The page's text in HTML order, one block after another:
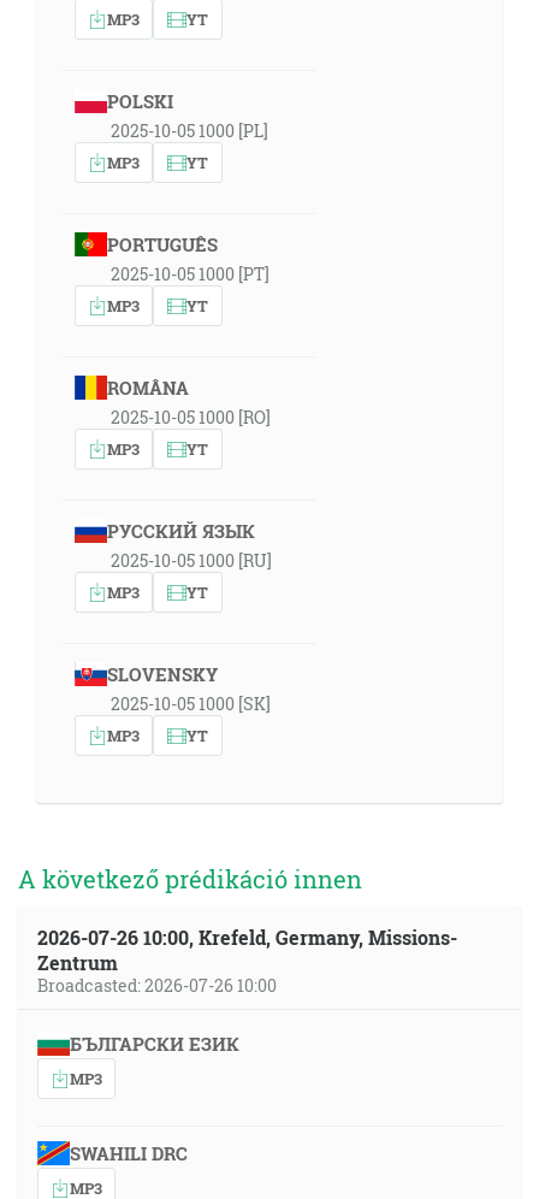
MP3 YT
POLSKI
2025-10-05 1000 [PL]
MP3 YT
PORTUGUÊS
2025-10-05 1000 [PT]
MP3 YT
ROMÂNA
2025-10-05 1000 [RO]
MP3 YT
РУССКИЙ ЯЗЫК
2025-10-05 1000 [RU]
MP3 YT
SLOVENSKY
2025-10-05 1000 [SK]
MP3 YT
A következő prédikáció innen
2026-07-26 10:00, Krefeld, Germany, Missions-
Zentrum
Broadcasted: 2026-07-26 10:00
БЪЛГАРСКИ ЕЗИК
MP3
SWAHILI DRC
MP3